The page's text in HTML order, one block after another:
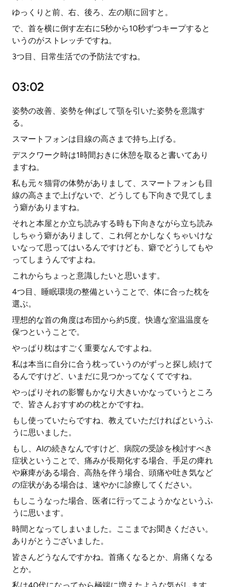
ゆっくりと前、右、後ろ、左の順に回すと。
で、首を横に倒す左右に5秒から10秒ずつキープすると
いうのがストレッチですね。
3つ目、日常生活での予防法ですね。
03:02
姿勢の改善、姿勢を伸ばして顎を引いた姿勢を意識す
る。
スマートフォンは目線の高さまで持ち上げる。
デスクワーク時は1時間おきに休憩を取ると書いてあり
ますね。
私も元々猫背の体勢がありまして、スマートフォンも目
線の高さまで上げないで、どうしても下向きで見てしま
う癖がありますね。
それと本屋とか立ち読みする時も下向きながら立ち読み
しちゃう癖がありまして、これ何とかしなくちゃいけな
いなって思ってはいるんですけども、癖でどうしてもや
ってしまうんですよね。
これからちょっと意識したいと思います。
4つ目、睡眠環境の整備ということで、体に合った枕を
選ぶ。
理想的な首の角度は布団から約5度。快適な室温温度を
保つということで。
やっぱり枕はすごく重要なんですよね。
私は本当に自分に合う枕っていうのがずっと探し続けて
るんですけど、いまだに見つかってなくてですね。
やっぱりそれの影響もかなり大きいかなっていうところ
で、皆さんおすすめの枕とかですね。
もし使っていたらですね、教えていただければというふ
うに思いました。
もし、AIの続きなんですけど、病院の受診を検討すべき
症状ということで、痛みが長期化する場合、手足の痺れ
や麻痺がある場合、高熱を伴う場合、頭痛や吐き気など
の症状がある場合は、速やかに診療してください。
もしこうなった場合、医者に行ってこようかなというふ
うに思います。
時間となってしまいました。ここまでお聞きください。
ありがとうございました。
皆さんどうなんですかね。首痛くなるとか、肩痛くなる
とか。